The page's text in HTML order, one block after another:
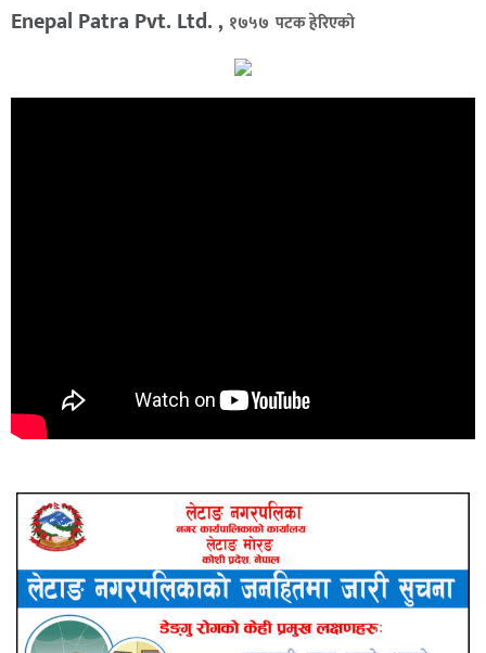
Enepal Patra Pvt. Ltd. , १७५७ पटक हेरिएको